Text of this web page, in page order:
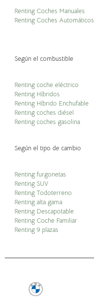
Renting Coches Manuales
Renting Coches Automáticos
Según el combustible
Renting coche eléctrico
Renting Híbridos
Renting Híbrido Enchufable
Renting coches diésel
Renting coches gasolina
Según el tipo de cambio
Renting furgonetas
Renting SUV
Renting Todoterreno
Renting alta gama
Renting Descapotable
Renting Coche Familiar
Renting 9 plazas